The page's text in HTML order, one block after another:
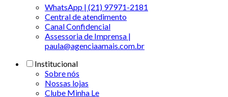
WhatsApp | (21) 97971-2181
Central de atendimento
Canal Confidencial
Assessoria de Imprensa |
paula@agenciaamais.com.br
Institucional
Sobre nós
Nossas lojas
Clube Minha Le